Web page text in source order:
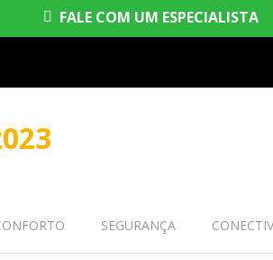
FALE COM UM ESPECIALISTA
SEGURANÇA